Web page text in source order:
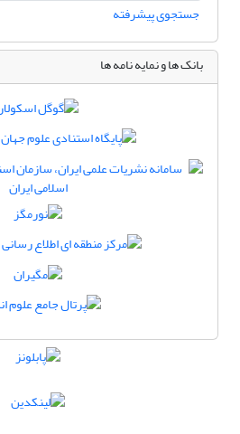
جستجوی پیشرفته
بانک ها و نمایه نامه ها